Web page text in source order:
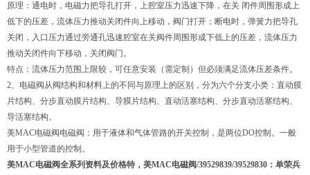
原理：通电时，电磁力把导孔打开，上腔室压力迅速下降，在关 闭件周围形成上
低下的压差，流体压力推动关闭件向上移动，阀门打开；断电时，弹簧力把导孔
关闭，入口压力通过旁通孔迅速腔室在关阀件周围形成下低上的压差，流体压力
推动关闭件向下移动，关闭阀门。
特点：流体压力范围上限较，可任意安装（需定制）但必须满足流体压差条件。
2、电磁阀从阀结构和材料上的不同与原理上的区别，分为六个分支小类：直动膜
片结构、分步直动膜片结构、导膜片结构、直动活塞结构、分步直动活塞结构、
导活塞结构。
美MAC电磁阀电磁阀：用于液体和气体管路的开关控制，是两位DO控制。一般
用于小型管道的控制。
美MAC电磁阀全系列资料及价格特，美MAC电磁阀/39529839/39529830：单荣兵